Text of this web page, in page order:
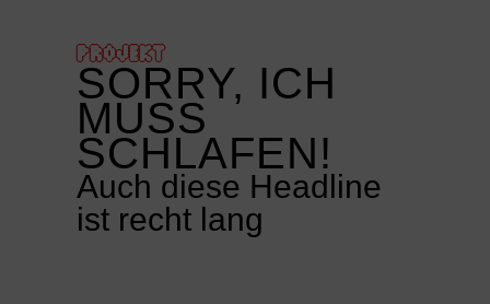
PROJEKT
SORRY, ICH
MUSS
SCHLAFEN!
Auch diese Headline
ist recht lang